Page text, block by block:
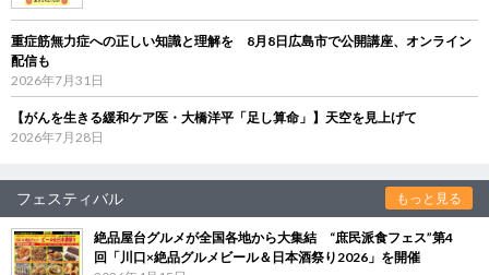
重症筋無力症への正しい知識と理解を 8月8日広島市で公開講座、オンライン
配信も
2026年7月31日
【がんを生きる緩和ケア医・大橋洋平「足し算命」】天空を見上げて
2026年7月28日
フェスティバル もっと見る
絶品屋台グルメが全国各地から大集結 “庶民派食フェス”第4
回「川口×絶品グルメビール＆日本酒祭り2026」を開催